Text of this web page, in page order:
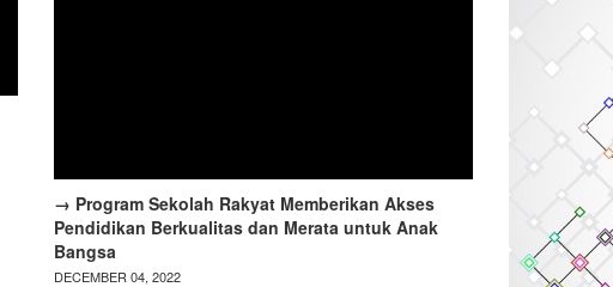
→ Program Sekolah Rakyat Memberikan Akses
Pendidikan Berkualitas dan Merata untuk Anak
Bangsa
DECEMBER 04, 2022